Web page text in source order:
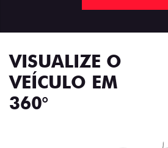
VISUALIZE O
VEÍCULO EM
360°